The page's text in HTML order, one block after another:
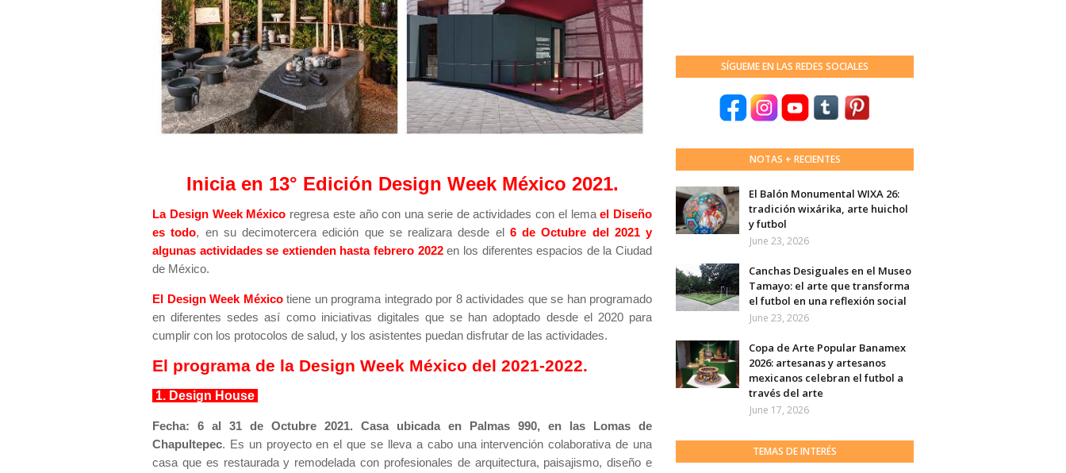
Inicia en 13° Edición Design Week México 2021.
La Design Week México regresa este año con una serie de actividades con el lemael Diseño
es todo, en su decimotercera edición que se realizara desde el 6 de Octubre del 2021 y
algunas actividades se extienden hasta febrero 2022 en los diferentes espacios de la Ciudad
de México.
El Design Week Méxicotiene un programa integrado por 8 actividades que se han programado
en diferentes sedes así como iniciativas digitales que se han adoptado desde el 2020 para
cumplir con los protocolos de salud, y los asistentes puedan disfrutar de las actividades.
El programa de la Design Week México del 2021-2022.
1. Design House
Fecha: 6 al 31 de Octubre 2021.
Casa ubicada en Palmas 990, en las Lomas de
Chapultepec. Es un proyecto en el que se lleva a cabo una intervención colaborativa de una
casa que es restaurada y remodelada con profesionales de arquitectura, paisajismo, diseño e
SÍGUEME EN LAS REDES SOCIALES
NOTAS + RECIENTES
El Balón Monumental WIXA 26:
tradición wixárika, arte huichol
y futbol
June 23, 2026
Canchas Desiguales en el Museo
Tamayo: el arte que transforma
el futbol en una reflexión social
June 23, 2026
Copa de Arte Popular Banamex
2026: artesanas y artesanos
mexicanos celebran el futbol a
través del arte
June 17, 2026
TEMAS DE INTERÉS